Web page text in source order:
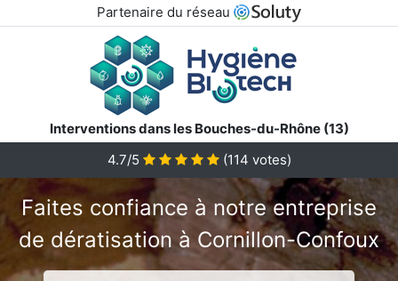
Partenaire du réseau
Interventions dans les Bouches-du-Rhône (13)
4.7/5
(114 votes)
Faites confiance à notre entreprise
de dératisation à Cornillon-Confoux